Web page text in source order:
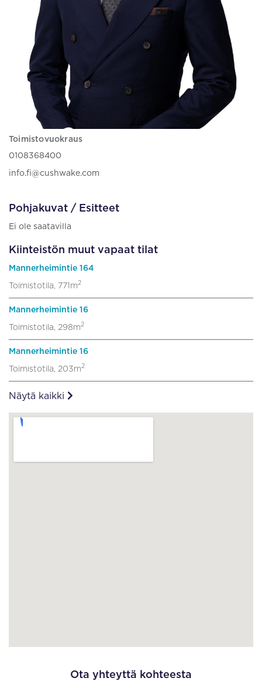
Toimistovuokraus
0108368400
info.fi@cushwake.com
Pohjakuvat / Esitteet
Ei ole saatavilla
Kiinteistön muut vapaat tilat
Mannerheimintie 164
Toimistotila, 771m2
Mannerheimintie 16
Toimistotila, 298m2
Mannerheimintie 16
Toimistotila, 203m2
Näytä kaikki
Ota yhteyttä kohteesta